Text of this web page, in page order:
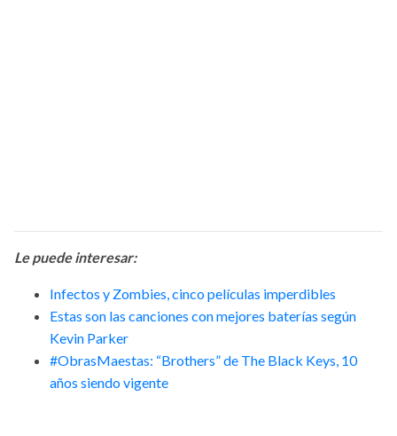
Le puede interesar:
Infectos y Zombies, cinco películas imperdibles
Estas son las canciones con mejores baterías según
Kevin Parker
#ObrasMaestas: “Brothers” de The Black Keys, 10
años siendo vigente